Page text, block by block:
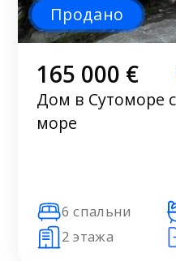
Продано
165 000 €
Дом в Сутоморе
море
6 спальни
2 этажа